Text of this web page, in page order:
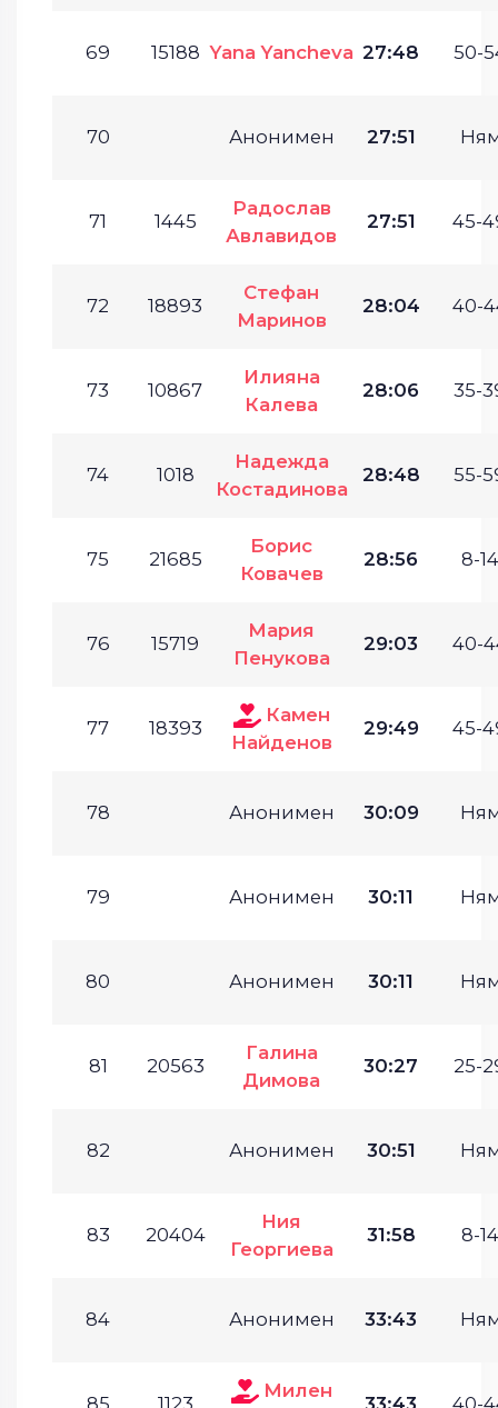
69 15188 Yana Yancheva 27:48 50-
70 Анонимен 27:51
71 1445
Радослав
Авлавидов
27:51 45-
72 18893
Стефан
Маринов
28:04 40-
73 10867
Илияна
Калева
28:06 35-
74 1018
Надежда
Костадинова
28:48 55-
75 21685
Борис
Ковачев
28:56 8-
76 15719
Мария
Пенукова
29:03 40-
77 18393
Камен
Найденов
29:49 45-
78 Анонимен 30:09
79 Анонимен 30:11
80 Анонимен 30:11
81 20563
Галина
Димова
30:27 25-
82 Анонимен 30:51
83 20404
Ния
Георгиева
31:58 8-
84 Анонимен 33:43
85 1123
Милен
33:43 40-